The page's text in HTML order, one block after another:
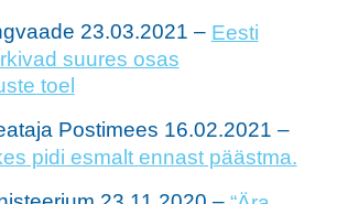
23.03.2021 – Eesti
suures osas
toel
Postimees 16.02.2021 –
pidi esmalt ennast päästma.